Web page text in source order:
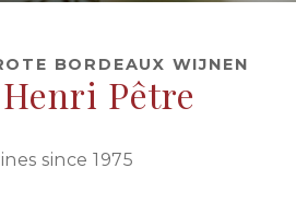
BORDEAUX WIJNEN
Pêtre
since 1975